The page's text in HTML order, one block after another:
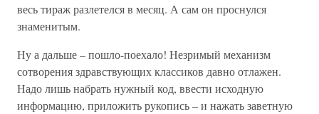
весь тираж разлетелся в месяц. А сам он проснулся
знаменитым.
Ну а дальше – пошло-поехало! Незримый механизм
сотворения здравствующих классиков давно отлажен.
Надо лишь набрать нужный код, ввести исходную
информацию, приложить рукопись – и нажать заветную